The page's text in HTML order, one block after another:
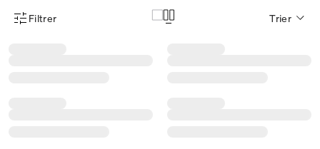
Menu des filtres d'articles
Filtrer Trier